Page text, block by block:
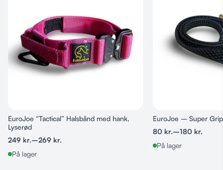
EuroJoe “Tactical” Halsbånd med hank,
Lyserød
249 kr.–269 kr.
På lager
EuroJoe – Super
80kr.–180kr.
På lager